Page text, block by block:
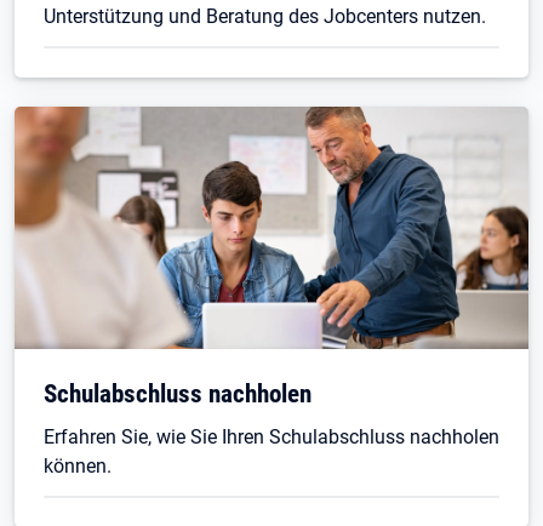
Unterstützung und Beratung des Jobcenters nutzen.
Schulabschluss nachholen
Erfahren Sie, wie Sie Ihren Schulabschluss nachholen
können.